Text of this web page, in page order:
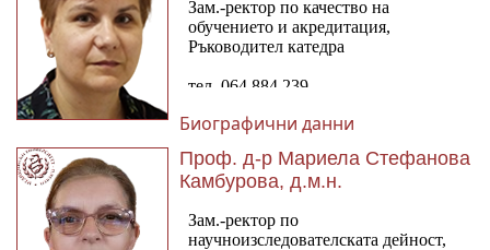
Биографични данни
Проф. д-р Мариела Стефанова
Камбурова, д.м.н.